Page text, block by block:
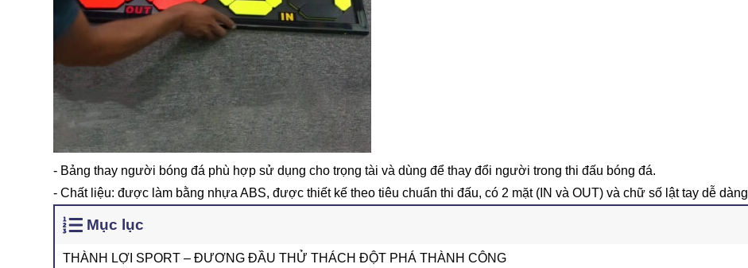
- Bảng thay người bóng đá phù hợp sử dụng cho trọng tài và dùng để thay đổi người trong thi đấu bóng đá.
- Chất liệu: được làm bằng nhựa ABS, được thiết kế theo tiêu chuẩn thi đấu, có 2 mặt (IN và OUT) và chữ số lật tay dễ dàng
Mục lục
THÀNH LỢI SPORT – ĐƯƠNG ĐẦU THỬ THÁCH ĐỘT PHÁ THÀNH CÔNG